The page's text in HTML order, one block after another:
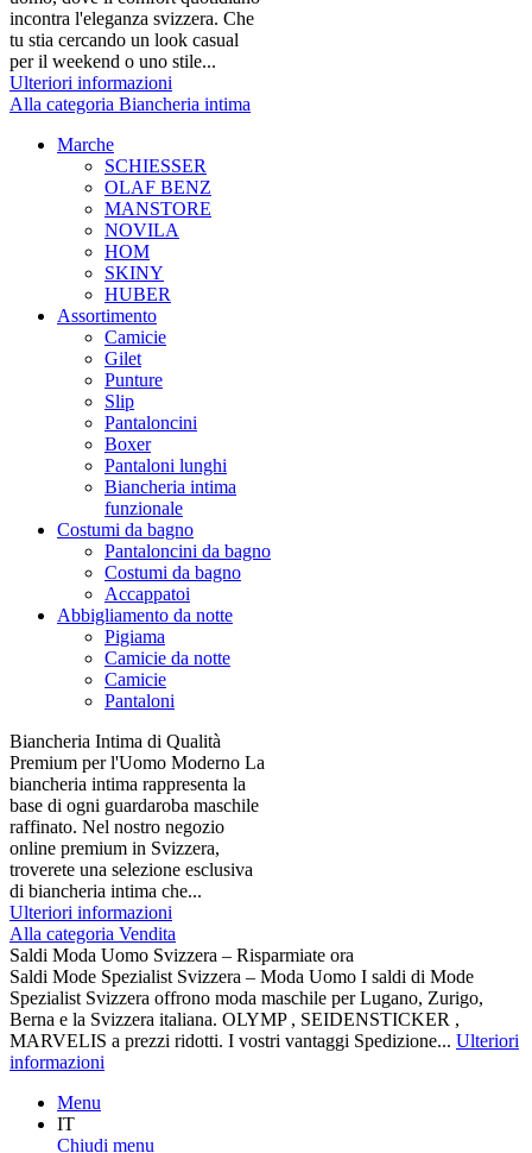
incontra l'eleganza svizzera. Che
tu stia cercando un look casual
per il weekend o uno stile...
Ulteriori informazioni
Alla categoria Biancheria intima
Marche
SCHIESSER
OLAF BENZ
MANSTORE
NOVILA
HOM
SKINY
HUBER
Assortimento
Camicie
Gilet
Punture
Slip
Pantaloncini
Boxer
Pantaloni lunghi
Biancheria intima
funzionale
Costumi da bagno
Pantaloncini da bagno
Costumi da bagno
Accappatoi
Abbigliamento da notte
Pigiama
Camicie da notte
Camicie
Pantaloni
Biancheria Intima di Qualità
Premium per l'Uomo Moderno La
biancheria intima rappresenta la
base di ogni guardaroba maschile
raffinato. Nel nostro negozio
online premium in Svizzera,
troverete una selezione esclusiva
di biancheria intima che...
Ulteriori informazioni
Alla categoria Vendita
Saldi Moda Uomo Svizzera – Risparmiate ora
Saldi Mode Spezialist Svizzera – Moda Uomo I saldi di Mode
Spezialist Svizzera offrono moda maschile per Lugano, Zurigo,
Berna e la Svizzera italiana. OLYMP , SEIDENSTICKER ,
MARVELIS a prezzi ridotti. I vostri vantaggi Spedizione... Ulteriori
informazioni
Menu
IT
Chiudi menu